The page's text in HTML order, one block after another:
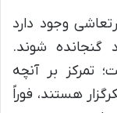
وجود دارد
گنجانده شوند.
تمرکز بر آنچه
هستند، فوراً